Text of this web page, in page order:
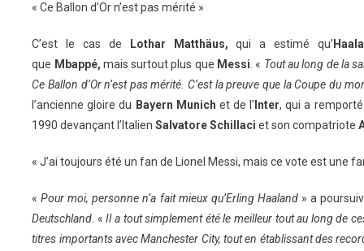
« Ce Ballon d’Or n’est pas mérité »
C’est le cas de Lothar Matthäus, qui a estimé qu’
que Mbappé, mais surtout plus que Messi . « Tout au long de la
Ce Ballon d’Or n’est pas mérité. C’est la preuve que la Coupe du
l’ancienne gloire du Bayern Munich et de l’ Inter, qui a
1990 devançant l’ItalienSalvatore Schillaci et son compatriote
« J’ai toujours été un fan de Lionel Messi, mais ce vote est une
«Pour moi, personne n’a fait mieux qu’Erling Haaland» a
Deutschland . « Il a tout simplement été le meilleur tout au long de
titres importants avec Manchester City, tout en établissant des